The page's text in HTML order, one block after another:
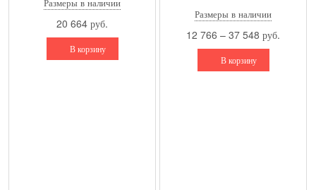
20 664 руб.
В корзину
Размеры в наличии
12 766 – 37 548 руб.
В корзину